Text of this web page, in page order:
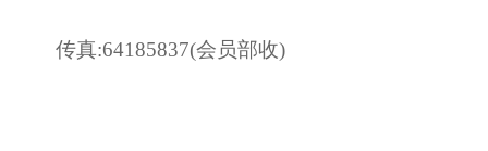
传真:64185837(会员部收)